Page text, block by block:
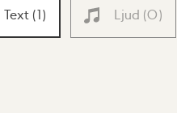
Text (1) Ljud (0)